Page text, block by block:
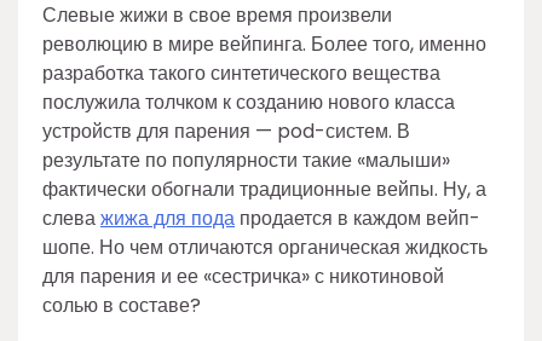
Слевые жижи в свое время произвели
революцию в мире вейпинга. Более того, именно
разработка такого синтетического вещества
послужила толчком к созданию нового класса
устройств для парения — pod-систем. В
результате по популярности такие «малыши»
фактически обогнали традиционные вейпы. Ну, а
слеважижа для пода продается в каждом вейп-
шопе. Но чем отличаются органическая жидкость
для парения и ее «сестричка» с никотиновой
солью в составе?